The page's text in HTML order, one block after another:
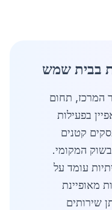
בבית שמש
המרכז, תחום
בפעילות
קטנים
בשוק המקומי.
עומד על
מאופיינת
שירותים